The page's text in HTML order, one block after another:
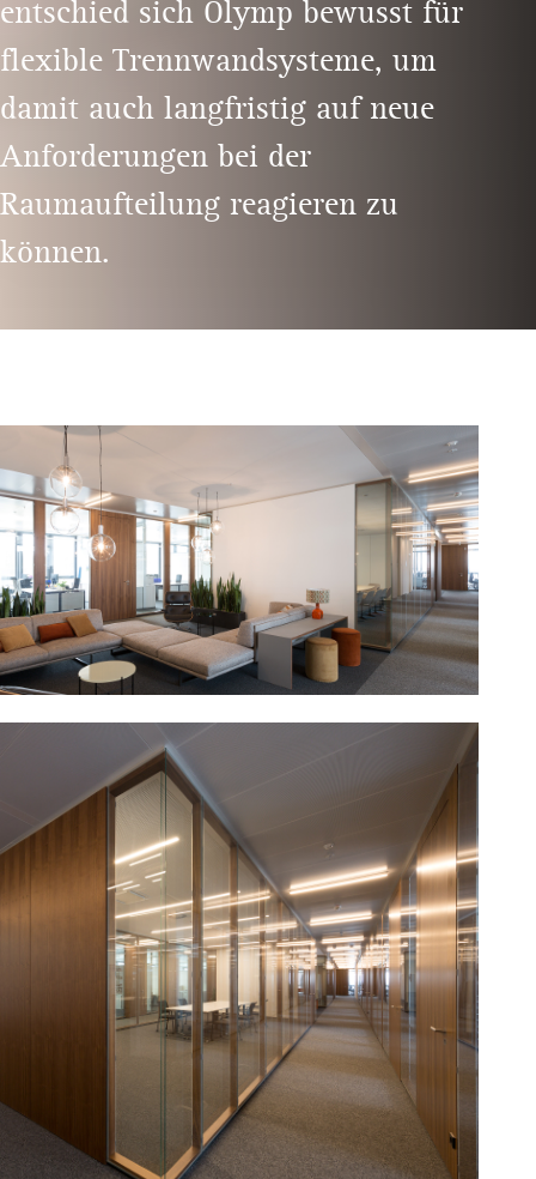
entschied sich Olymp bewusst für
flexible Trennwandsysteme, um
damit auch langfristig auf neue
Anforderungen bei der
Raumaufteilung reagieren zu
können.